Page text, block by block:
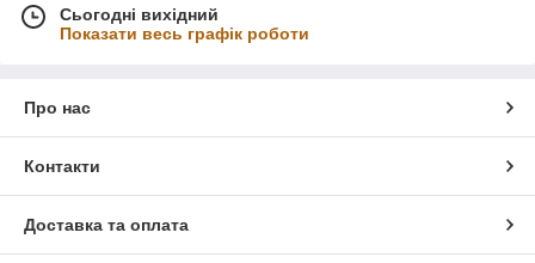
Сьогодні вихідний
Показати весь графік роботи
Про нас
Контакти
Доставка та оплата